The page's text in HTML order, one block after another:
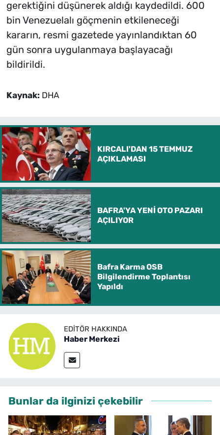
gerektiğini düşünerek aldığı kaydedildi. 600
bin Venezuelalı göçmenin etkileneceği
kararın, resmi gazetede yayınlandıktan 60
gün sonra uygulanmaya başlayacağı
bildirildi.
Kaynak: DHA
KIRCALI'DAN 15 TEMMUZ
AÇIKLAMASI
BAFRA'YA YENİ OTO PAZARI
AÇILIYOR
Bafra Karma OSB
Bilgilendirme Toplantısı
Yapıldı
EDITÖR HAKKINDA
Haber Merkezi
Bunlar da ilginizi çekebilir